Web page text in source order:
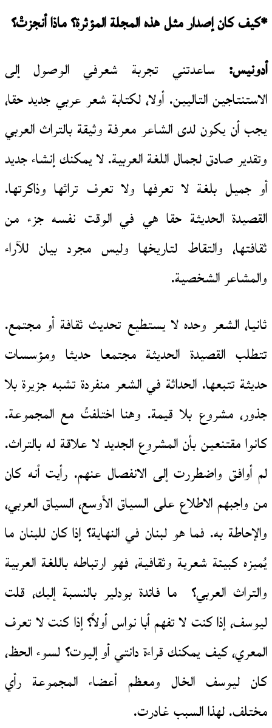
*كيف كان إصدار مثل هذه المجلة المؤثرة؟ ماذا أنجزتْ؟
أدونيس: ساعدتني تجربة شعرفي الوصول إلى
الاستنتاجين التاليين. أولا، لكتابة شعر عربي جديد حقا،
يجب أن يكون لدى الشاعر معرفة وثيقة بالتراث العربي
وتقدير صادق لجمال اللغة العربية. لا يمكنك إنشاء جديد
أو جميل بلغة لا تعرفها ولا تعرف تراثها وذاكرتها.
القصيدة الحديثة حقا هي في الوقت نفسه جزء من
ثقافتها، والتقاط لتاريخها وليس مجرد بيان للآراء
والمشاعر الشخصية.
ثانيا، الشعر وحده لا يستطيع تحديث ثقافة أو مجتمع.
تتطلب القصيدة الحديثة مجتمعا حديثا ومؤسسات
حديثة تتبعها. الحداثة في الشعر منفردة تشبه جزيرة بلا
جذور، مشروع بلا قيمة. وهنا اختلفتُ مع المجموعة.
كانوا مقتنعين بأن المشروع الجديد لا علاقة له بالتراث.
لم أوافق واضطررت إلى الانفصال عنهم. رأيت أنه كان
من واجبهم الاطلاع على السياق الأوسع، السياق العربي،
والإحاطة به. فما هو لبنان في النهاية؟ إذا كان للبنان ما
يُميزه كبيئة شعرية وثقافية، فهو ارتباطه باللغة العربية
والتراث العربي؟ ما فائدة بودلير بالنسبة إليك، قلت
ليوسف، إذا كنت لا تفهم أبا نواس أولاً؟ إذا كنت لا تعرف
المعري، كيف يمكنك قراءة دانتي أو إليوت؟ لسوء الحظ،
كان ليوسف الخال ومعظم أعضاء المجموعة رأي
مختلف. لهذا السبب غادرت.